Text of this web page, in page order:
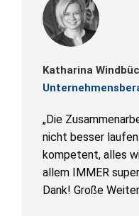
Katharina
„Die
nicht besser
kompetent, alles
allem IMMER
Dank! Große